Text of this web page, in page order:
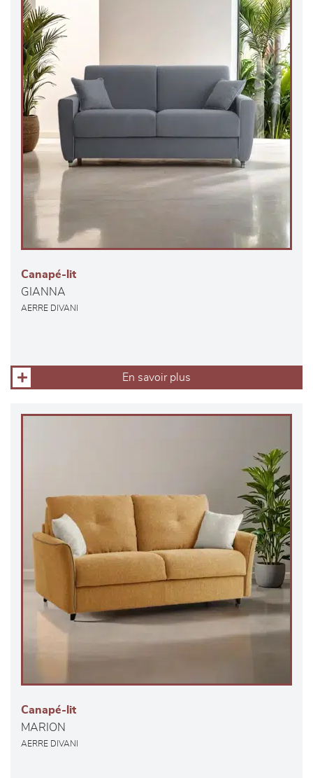
Canapé-lit
GIANNA
AERRE DIVANI
En savoir plus
Canapé-lit
MARION
AERRE DIVANI